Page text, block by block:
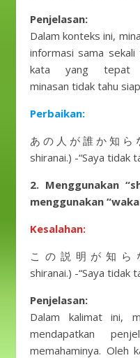
Penjelasan:
Dalam konteks ini,
informasi sama
kata yang tepat
minasan tidak tahu
Perbaikan:
あの人が誰か知ら
shiranai.) -“Saya tidak
2. Menggunakan
menggunakan
Kesalahan:
この説明が知ら
shiranai.) -“Saya tidak
Penjelasan:
Dalam kalimat ini,
mendapatkan
memahaminya. Oleh